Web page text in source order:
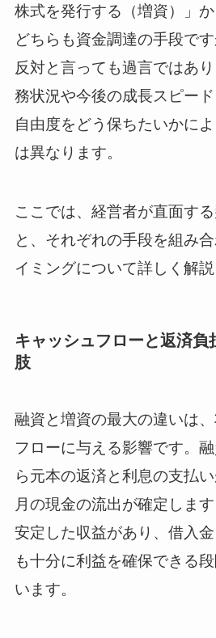
株式を発行する（増資）」か
どちらも資金調達の手段で
反対と言っても過言ではあ
務状況や今後の成長スピー
自由度をどう保ちたいかに
は異なります。
ここでは、経営者が直面す
と、それぞれの手段を組み
イミングについて詳しく解説
キャッシュフローと返済負
肢
融資と増資の最大の違いは
フローに与える影響です。
ら元本の返済と利息の支払
月の現金の流出が確定しま
安定した収益があり、借入
も十分に利益を確保できる
います。